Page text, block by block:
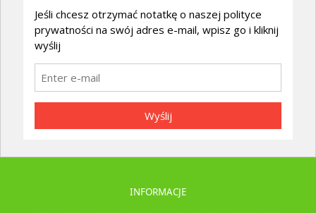
Jeśli chcesz otrzymać notatkę o naszej polityce
prywatności na swój adres e-mail, wpisz go i kliknij
wyślij
Wyślij
INFORMACJE